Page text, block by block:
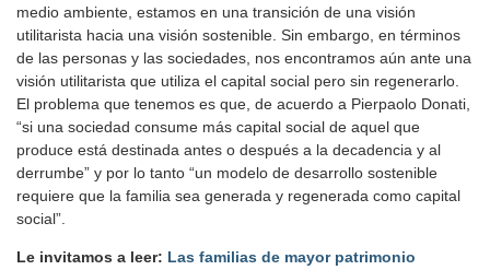
medio ambiente, estamos en una transición de una visión
utilitarista hacia una visión sostenible. Sin embargo, en términos
de las personas y las sociedades, nos encontramos aún ante una
visión utilitarista que utiliza el capital social pero sin regenerarlo.
El problema que tenemos es que, de acuerdo a Pierpaolo Donati,
“si una sociedad consume más capital social de aquel que
produce está destinada antes o después a la decadencia y al
derrumbe” y por lo tanto “un modelo de desarrollo sostenible
requiere que la familia sea generada y regenerada como capital
social”.
Le invitamos a leer: Las familias de mayor patrimonio